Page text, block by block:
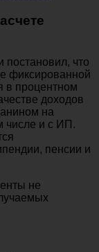
что
фиксированной
в процентном
доходов
на
числе и с ИП.
пенсии и
не